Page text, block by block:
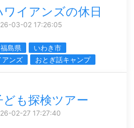
ワイアンズの休日
03-02 17:26:05
福島県
いわき市
アンズ
おとぎ話キャンプ
ども探検ツアー
02-27 17:27:40